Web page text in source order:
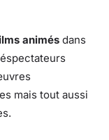
animés dans
mais tout aussi